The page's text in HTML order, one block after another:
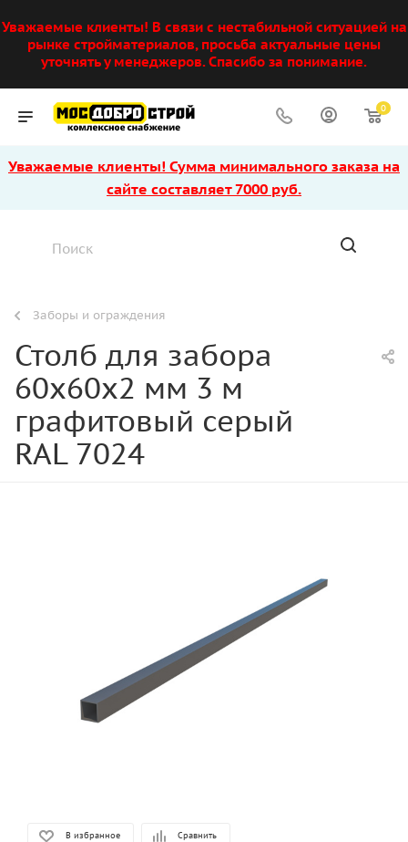
Уважаемые клиенты! В связи с нестабильной ситуацией на
рынке стройматериалов, просьба актуальные цены
уточнять у менеджеров. Спасибо за понимание.
0
Уважаемые клиенты! Сумма минимального заказа на
сайте составляет 7000 руб.
Заборы и ограждения
Столб для забора
60х60х2 мм 3 м
графитовый серый
RAL 7024
В избранное Сравнить